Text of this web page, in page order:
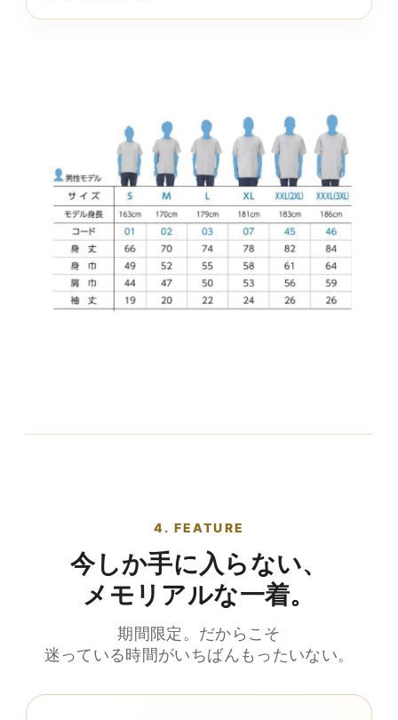
4. FEATURE
今しか手に入らない、
メモリアルな一着。
期間限定。だからこそ
迷っている時間がいちばんもったいない。